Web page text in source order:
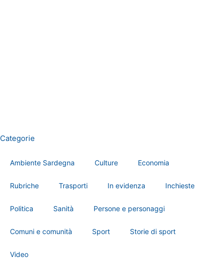
Categorie
Ambiente Sardegna Culture Economia
Rubriche Trasporti In evidenza Inchieste
Politica Sanità Persone e personaggi
Comuni e comunità Sport Storie di sport
Video